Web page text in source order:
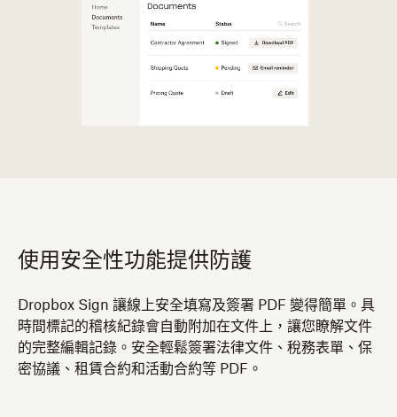
使用安全性功能提供防護
Dropbox Sign 讓線上安全填寫及簽署 PDF 變得簡單。具
時間標記的稽核紀錄會自動附加在文件上，讓您瞭解文件
的完整編輯記錄。安全輕鬆簽署法律文件、稅務表單、保
密協議、租賃合約和活動合約等 PDF。